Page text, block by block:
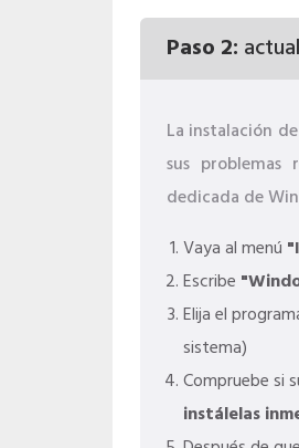
Paso 2:
La instalación
sus problemas
dedicada de
Vaya al menú
Escribe
Elija el
sistema)
Compruebe si
instálelas